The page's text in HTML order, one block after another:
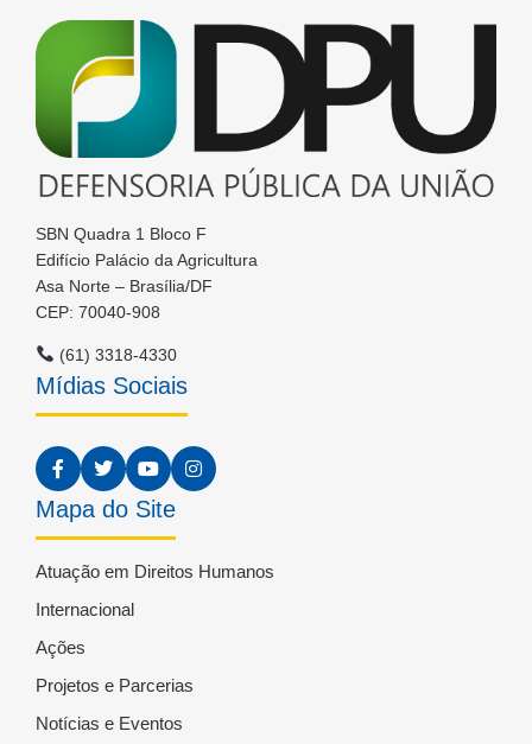
SBN Quadra 1 Bloco F
Edifício Palácio da Agricultura
Asa Norte – Brasília/DF
CEP: 70040-908
(61) 3318-4330
Mídias Sociais
Mapa do Site
Atuação em Direitos Humanos
Internacional
Ações
Projetos e Parcerias
Notícias e Eventos